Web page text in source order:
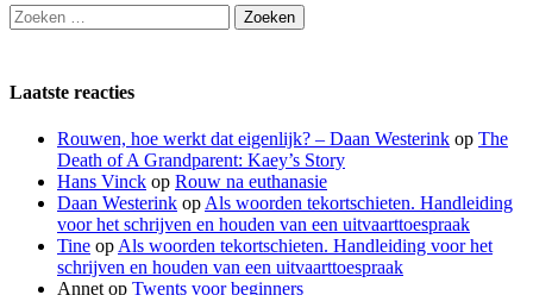
Zoeken
naar:
Laatste reacties
Rouwen, hoe werkt dat eigenlijk? – Daan Westerink op The
Death of A Grandparent: Kaey’s Story
Hans Vinck op Rouw na euthanasie
Daan Westerink op Als woorden tekortschieten. Handleiding
voor het schrijven en houden van een uitvaarttoespraak
Tine op Als woorden tekortschieten. Handleiding voor het
schrijven en houden van een uitvaarttoespraak
Annet op Twents voor beginners